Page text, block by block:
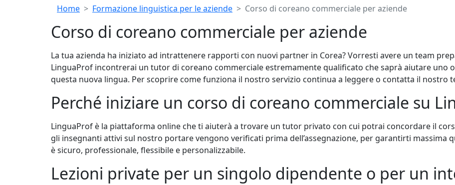
Breadcrumb
Home Formazione linguistica per le aziende Corso di coreano commerciale per aziende
Corso di coreano commerciale per aziende
La tua azienda ha iniziato ad intrattenere rapporti con nuovi partner in Corea? Vorresti avere un team
LinguaProf incontrerai un tutor di coreano commerciale estremamente qualificato che saprà aiutare uno
questa nuova lingua. Per scoprire come funziona il nostro servizio continua a leggere o contatta il nostro
Perché iniziare un corso di coreano commerciale su
LinguaProf è la piattaforma online che ti aiuterà a trovare un tutor privato con cui potrai concordare il
gli insegnanti attivi sul nostro portare vengono verificati prima dell’assegnazione, per garantirti massima
è sicuro, professionale, flessibile e personalizzabile.
Lezioni private per un singolo dipendente o per un